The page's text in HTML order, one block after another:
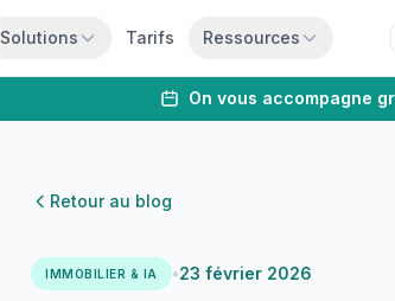
Solutions Tarifs Ressources
On vous accompagne
Retour au blog
IMMOBILIER & IA •23 février 2026